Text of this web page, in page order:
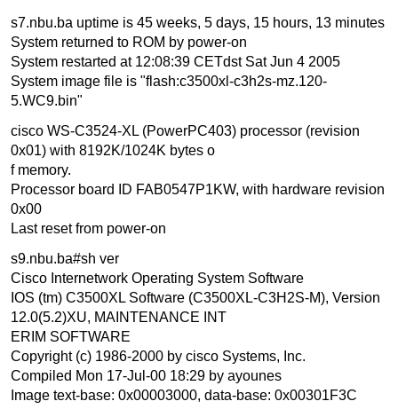
s7.nbu.ba uptime is 45 weeks, 5 days, 15 hours, 13 minutes
System returned to ROM by power-on
System restarted at 12:08:39 CETdst Sat Jun 4 2005
System image file is "flash:c3500xl-c3h2s-mz.120-
5.WC9.bin"
cisco WS-C3524-XL (PowerPC403) processor (revision
0x01) with 8192K/1024K bytes o
f memory.
Processor board ID FAB0547P1KW, with hardware revision
0x00
Last reset from power-on
s9.nbu.ba#sh ver
Cisco Internetwork Operating System Software
IOS (tm) C3500XL Software (C3500XL-C3H2S-M), Version
12.0(5.2)XU, MAINTENANCE INT
ERIM SOFTWARE
Copyright (c) 1986-2000 by cisco Systems, Inc.
Compiled Mon 17-Jul-00 18:29 by ayounes
Image text-base: 0x00003000, data-base: 0x00301F3C